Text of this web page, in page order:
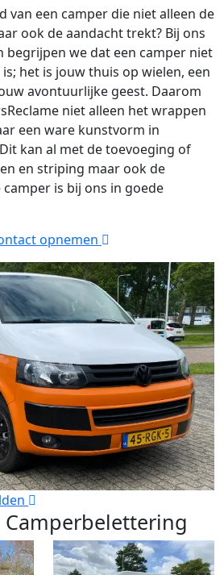
van een camper die niet alleen de
ook de aandacht trekt? Bij ons
begrijpen we dat een camper niet
het is jouw thuis op wielen, een
avontuurlijke geest. Daarom
niet alleen het wrappen
een ware kunstvorm in
kan al met de toevoeging of
en striping maar ook de
is bij ons in goede
opnemen